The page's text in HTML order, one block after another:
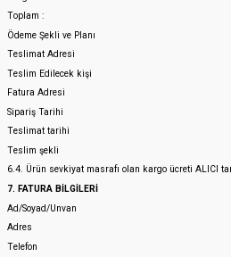
Toplam :
Ödeme Şekli ve Planı
Teslimat Adresi
Teslim Edilecek kişi
Fatura Adresi
Sipariş Tarihi
Teslimat tarihi
Teslim şekli
6.4. Ürün sevkiyat masrafı olan kargo ücreti ALICI
7. FATURA BİLGİLERİ
Ad/Soyad/Unvan
Adres
Telefon